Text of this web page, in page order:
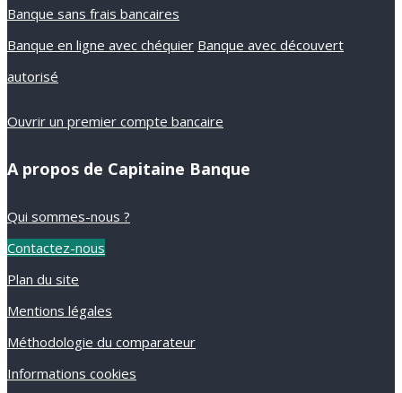
Banque sans frais bancaires
Banque en ligne avec chéquier Banque avec découvert
autorisé
Ouvrir un premier compte bancaire
A propos de Capitaine Banque
Qui sommes-nous ?
Contactez-nous
Plan du site
Mentions légales
Méthodologie du comparateur
Informations cookies